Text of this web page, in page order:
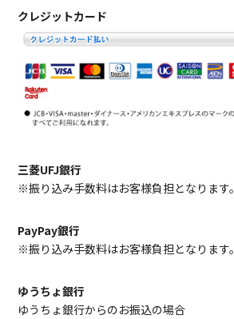
クレジットカード
三菱UFJ銀行
※振り込み手数料はお客様負担となります。
PayPay銀行
※振り込み手数料はお客様負担となります。
ゆうちょ銀行
ゆうちょ銀行からのお振込の場合